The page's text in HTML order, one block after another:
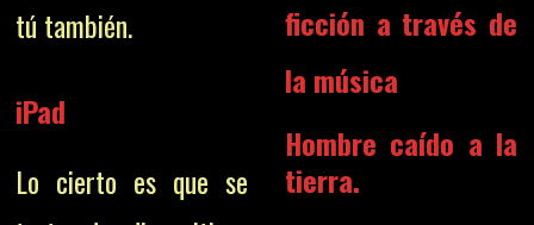
tú también.
iPad
Lo cierto es que se
ficción a través de
la música
Hombre caído a la
tierra.